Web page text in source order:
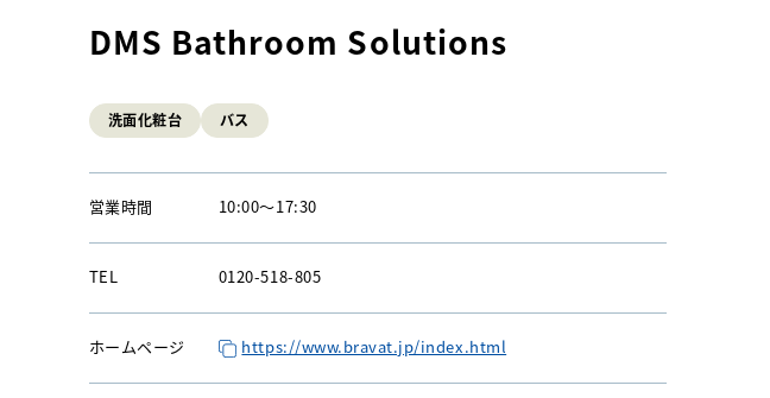
DMS Bathroom Solutions
洗面化粧台 バス
営業時間 10:00〜17:30
TEL 0120-518-805
ホームページ https://www.bravat.jp/index.html